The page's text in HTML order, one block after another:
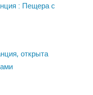
: Пещера с
открыта